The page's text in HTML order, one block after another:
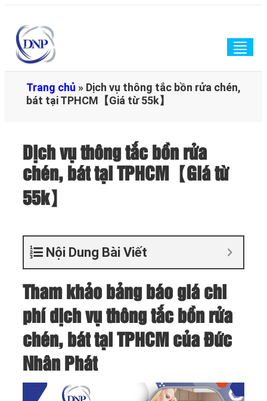
Trang chủ » Dịch vụ thông tắc bồn rửa chén,
bát tại TPHCM【Giá từ 55k】
Dịch vụ thông tắc bồn rửa
chén, bát tại TPHCM【Giá từ
55k】
Nội Dung Bài Viết
Tham khảo bảng báo giá chi
phí dịch vụ thông tắc bồn rửa
chén, bát tại TPHCM của Đức
Nhân Phát